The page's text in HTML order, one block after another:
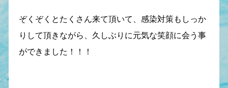
ぞくぞくとたくさん来て頂いて、感染対策もしっか
りして頂きながら、久しぶりに元気な笑顔に会う事
ができました！！！